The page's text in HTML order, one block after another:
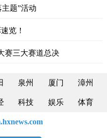
题”活动
览！
赛三大赛道总决
泉州 厦门 漳州
科技 娱乐 体育